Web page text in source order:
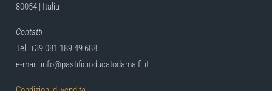
80054 | Italia
Contatti
Tel. +39 081 189 49 688
e-mail: info@pastificioducatodamalfi.it